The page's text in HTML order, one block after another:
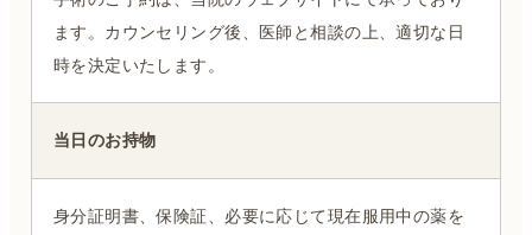
ます。カウンセリング後、医師と相談の上、適切な日
時を決定いたします。
当日のお持物
身分証明書、保険証、必要に応じて現在服用中の薬を